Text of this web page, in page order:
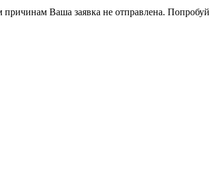
Ваша заявка не отправлена.